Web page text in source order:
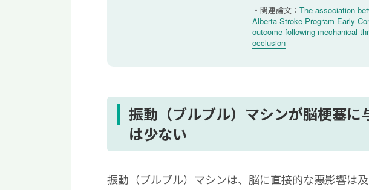
関連論文： The association
Alberta Stroke Program Early
outcome following mechanical
occlusion
振動（ブルブル）マシンが脳梗塞に
は少ない
振動（ブルブル）マシンは、脳に直接的な悪影響は